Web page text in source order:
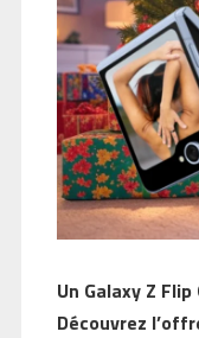
Un Galaxy Z
Découvrez